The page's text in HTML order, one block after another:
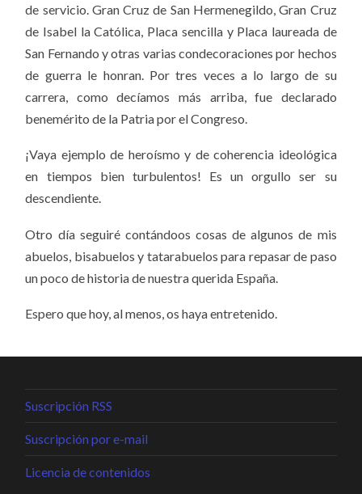
de servicio. Gran Cruz de San Hermenegildo, Gran Cruz
de Isabel la Católica, Placa sencilla y Placa laureada de
San Fernando y otras varias condecoraciones por hechos
de guerra le honran. Por tres veces a lo largo de su
carrera, como decíamos más arriba, fue declarado
beneméritode la Patria por el Congreso.
¡Vaya ejemplo de heroísmo y de coherencia ideológica
en tiempos bien turbulentos! Es un orgullo ser su
descendiente.
Otro día seguiré contándoos cosas de algunos de mis
abuelos, bisabuelos y tatarabuelos para repasar de paso
un poco de historia de nuestra querida España.
Espero que hoy, al menos, os haya entretenido.
Suscripción RSS
Suscripción por e-mail
Licencia de contenidos